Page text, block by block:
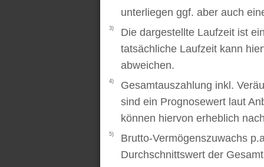
unterliegen ggf. aber auch
3)
Die dargestellte Laufzeit ist
tatsächliche Laufzeit kann
abweichen.
4)
Gesamtauszahlung inkl.
sind ein Prognosewert laut
können hiervon erheblich
5)
Brutto-Vermögenszuwachs
Durchschnittswert der